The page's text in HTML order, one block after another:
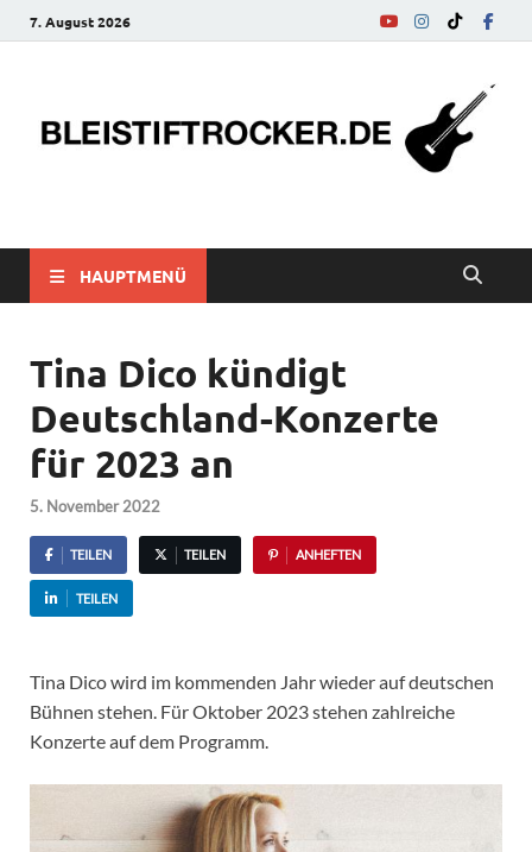
7. August 2026
bleistiftrocker.de
HAUPTMENÜ
Tina Dico kündigt
Deutschland-Konzerte
für 2023 an
5. November 2022
TEILEN TEILEN ANHEFTEN
TEILEN
Tina Dico wird im kommenden Jahr wieder auf deutschen
Bühnen stehen. Für Oktober 2023 stehen zahlreiche
Konzerte auf dem Programm.